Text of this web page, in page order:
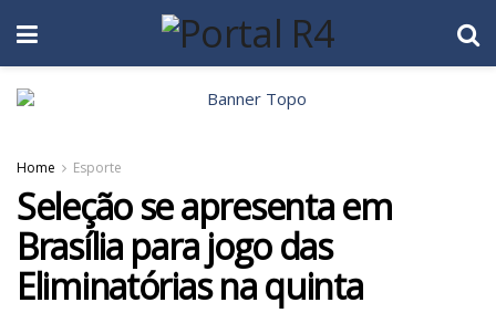
Home Esporte
Seleção se apresenta em
Brasília para jogo das
Eliminatórias na quinta